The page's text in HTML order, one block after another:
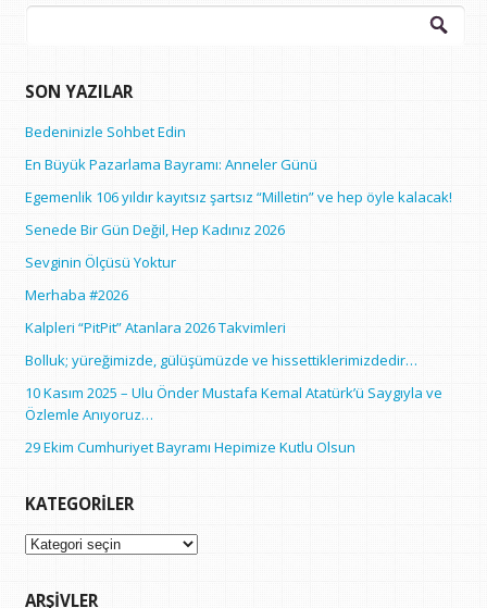
Arama:
SON YAZILAR
Bedeninizle Sohbet Edin
En Büyük Pazarlama Bayramı: Anneler Günü
Egemenlik 106 yıldır kayıtsız şartsız “Milletin” ve hep öyle kalacak!
Senede Bir Gün Değil, Hep Kadınız 2026
Sevginin Ölçüsü Yoktur
Merhaba #2026
Kalpleri “PitPit” Atanlara 2026 Takvimleri
Bolluk; yüreğimizde, gülüşümüzde ve hissettiklerimizdedir…
10 Kasım 2025 – Ulu Önder Mustafa Kemal Atatürk’ü Saygıyla ve
Özlemle Anıyoruz…
29 Ekim Cumhuriyet Bayramı Hepimize Kutlu Olsun
KATEGORILER
Kategoriler
ARŞIVLER